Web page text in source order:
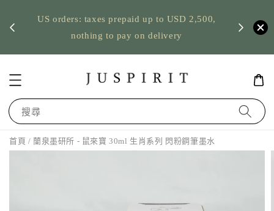
US orders: taxes prepaid up to USD 2,500,
nothing to pay on delivery
台灣筆
搜尋
首頁 / 蘭泉墨研所 - 鼠來寶 30ml 生肖系列 閃粉鋼筆墨水